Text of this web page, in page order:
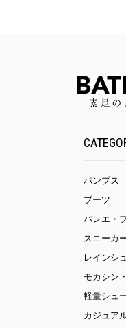
パンプス
ブーツ
バレエ・
スニーカ
レインシ
モカシン
軽量シュ
カジュア